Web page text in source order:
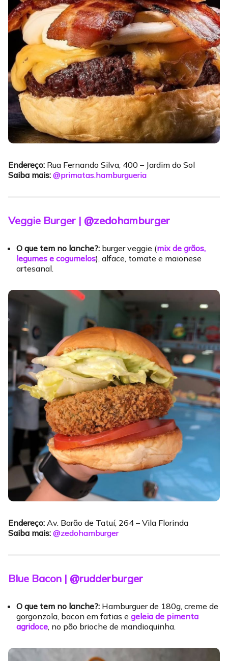
Endereço: Rua Fernando Silva, 400 – Jardim do Sol
Saiba mais: @primatas.hamburgueria
Veggie Burger | @zedohamburger
O que tem no lanche?: burger veggie (mix de grãos,
legumes e cogumelos), alface, tomate e maionese
artesanal.
Endereço: Av. Barão de Tatuí, 264 – Vila Florinda
Saiba mais: @zedohamburger
Blue Bacon | @rudderburger
O que tem no lanche?: Hamburguer de 180g, creme de
gorgonzola, bacon em fatias e geleia de pimenta
agridoce, no pão brioche de mandioquinha.